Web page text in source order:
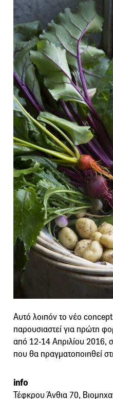
Αυτό λοιπόν το νέο
παρουσιαστεί για πρώτη
από 12-14 Απριλίου 2016,
που θα πραγματοποιηθεί
info
Τέφκρου Άνθια 70,